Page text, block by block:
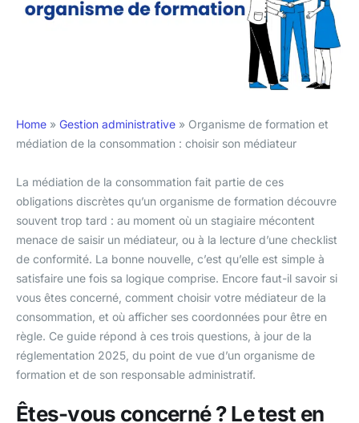
Home » Gestion administrative » Organisme de formation et
médiation de la consommation : choisir son médiateur
La médiation de la consommation fait partie de ces
obligations discrètes qu’un organisme de formation découvre
souvent trop tard : au moment où un stagiaire mécontent
menace de saisir un médiateur, ou à la lecture d’une checklist
de conformité. La bonne nouvelle, c’est qu’elle est simple à
satisfaire une fois sa logique comprise. Encore faut-il savoir si
vous êtes concerné, comment choisir votre médiateur de la
consommation, et où afficher ses coordonnées pour être en
règle. Ce guide répond à ces trois questions, à jour de la
réglementation 2025, du point de vue d’un organisme de
formation et de son responsable administratif.
Êtes-vous concerné ? Le test en